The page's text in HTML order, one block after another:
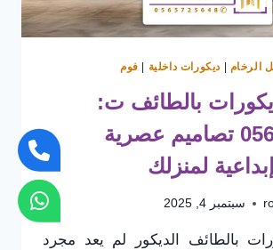
الرخام ديكورات داخلية فوم
بالطائف ت:
0565725648 تصاميم عصرية
لمنزلك
سبتمبر 4, 2025
بالطائف الديكور لم يعد مجرد